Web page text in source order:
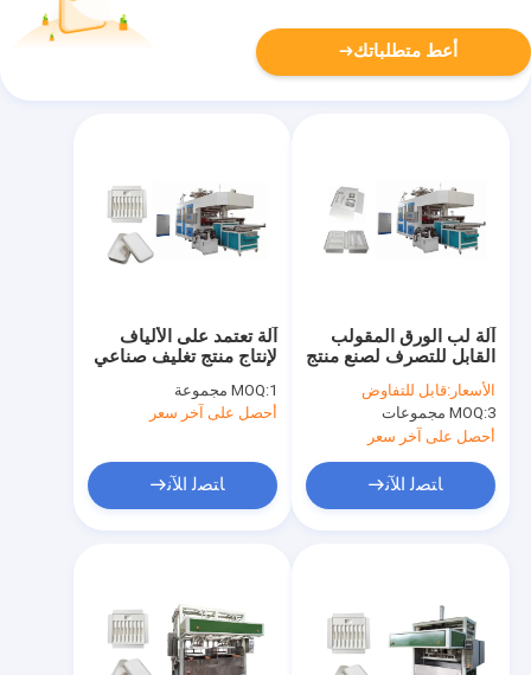
أعط متطلباتك
آلة تعتمد على الألياف
لإنتاج منتج تغليف صناعي
MOQ:1 مجموعة
أحصل على آخر سعر
ﺎﺘﺼﻟ ﺍﻶﻧ
آلة لب الورق المقولب
القابل للتصرف لصنع منتج
عبوة مستحضرات
التجميل
الأسعار:قابل للتفاوض
MOQ:3 مجموعات
أحصل على آخر سعر
ﺎﺘﺼﻟ ﺍﻶﻧ